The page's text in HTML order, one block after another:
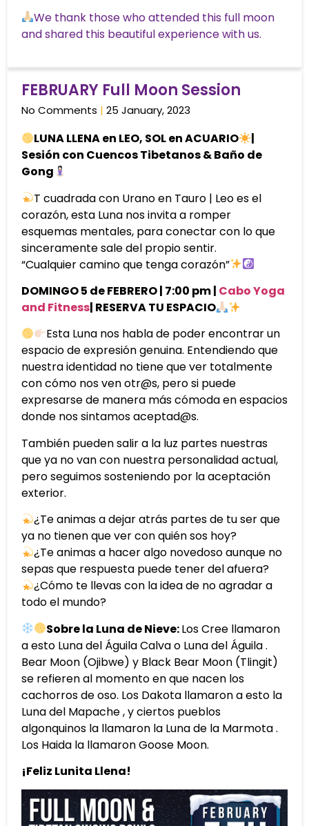
We thank those who attended this full moon
and shared this beautiful experience with us.
FEBRUARY Full Moon Session
No Comments 25 January, 2023
LUNA LLENA en LEO, SOL en ACUARIO
|
Sesión con Cuencos Tibetanos & Baño de
Gong
T cuadrada con Urano en Tauro | Leo es el
corazón, esta Luna nos invita a romper
esquemas mentales, para conectar con lo que
sinceramente sale del propio sentir.
“Cualquier camino que tenga corazón”
DOMINGO 5 de FEBRERO | 7:00 pm | Cabo Yoga
and Fitness| RESERVA TU ESPACIO
Esta Luna nos habla de poder encontrar un
espacio de expresión genuina. Entendiendo que
nuestra identidad no tiene que ver totalmente
con cómo nos ven otr@s, pero si puede
expresarse de manera más cómoda en espacios
donde nos sintamos aceptad@s.
También pueden salir a la luz partes nuestras
que ya no van con nuestra personalidad actual,
pero seguimos sosteniendo por la aceptación
exterior.
¿Te animas a dejar atrás partes de tu ser que
ya no tienen que ver con quién sos hoy?
¿Te animas a hacer algo novedoso aunque no
sepas que respuesta puede tener del afuera?
¿Cómo te llevas con la idea de no agradar a
todo el mundo?
Sobre la Luna de Nieve:Los Cree llamaron
a esto Luna del Águila Calva o Luna del Águila .
Bear Moon (Ojibwe) y Black Bear Moon (Tlingit)
se refieren al momento en que nacen los
cachorros de oso. Los Dakota llamaron a esto la
Luna del Mapache , y ciertos pueblos
algonquinos la llamaron la Luna de la Marmota .
Los Haida la llamaron Goose Moon.
¡Feliz Lunita Llena!